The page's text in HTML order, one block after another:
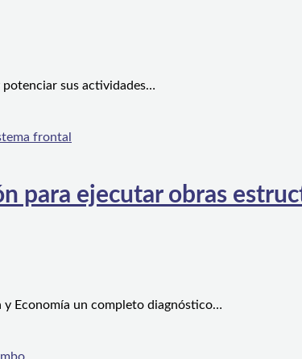
potenciar sus actividades…
para ejecutar obras
y Economía un completo diagnóstico…